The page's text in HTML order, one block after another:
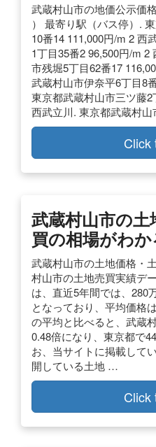
武蔵村山市の地価公示価
） 最寄り駅（バス停）.
10番14 111,000円/m 2 西
1丁目35番2 96,500円/m
市残堀5丁目62番17
武蔵村山市伊奈平6丁目8
東京都武蔵村山市三ツ藤
西武立川. 東京都武蔵村
Click
武蔵村山市の
買の相場がわ
武蔵村山市の土地価格・
村山市の土地売買実績デ
は、直近5年間では、280
となっており、平均価格
の平均と比べると、武蔵
0.48倍になり、東京都で
お、当サイトに掲載して
開している土地 …
Click